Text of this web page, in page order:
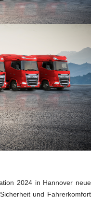
2024 in Hannover neue
und Fahrerkomfort